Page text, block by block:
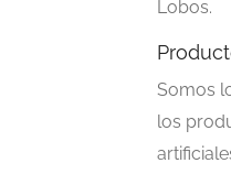
Lobos.
Somos
los